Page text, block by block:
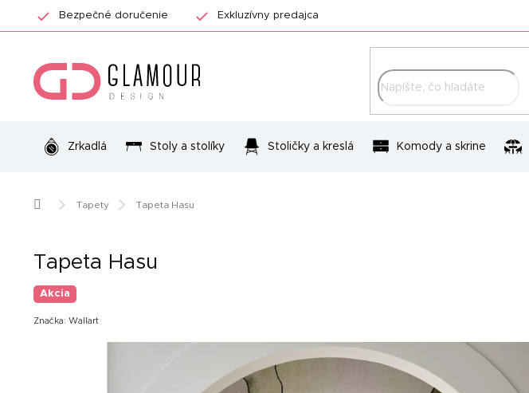
Bezpečné doručenie Exkluzívny predajca
Zrkadlá Stoly a stolíky Stoličky a kreslá Komody a skrine
DomovTapety Tapeta Hasu
Tapeta Hasu
Akcia
Značka: Wallart